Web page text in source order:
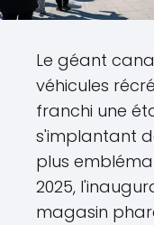
Le géant
véhicules
franchi une
s'implantant
plus
2025,
magasin